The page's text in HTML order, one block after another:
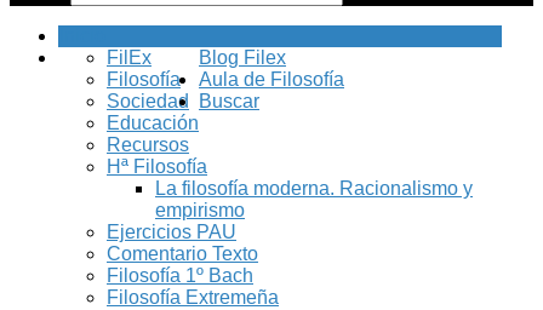
Blog Filex
FilEx
Filosofía
Sociedad
Educación
Recursos
Aula de Filosofía
Hª Filosofía
La filosofía moderna. Racionalismo y
empirismo
Ejercicios PAU
Comentario Texto
Filosofía 1º Bach
Filosofía Extremeña
Buscar